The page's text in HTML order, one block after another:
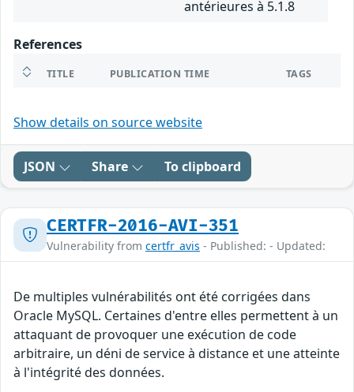
antérieures à 5.1.8
References
TITLE PUBLICATION TIME TAGS
Show details on source website
JSON Share To clipboard
CERTFR-2016-AVI-351
Vulnerability from certfr_avis - Published: - Updated:
De multiples vulnérabilités ont été corrigées dans
Oracle MySQL. Certaines d'entre elles permettent à un
attaquant de provoquer une exécution de code
arbitraire, un déni de service à distance et une atteinte
à l'intégrité des données.